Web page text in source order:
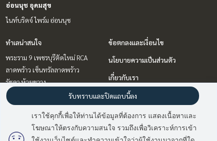
มี2คนกำลังดูประกาศนี้
อ่อนนุช อุดมสุข
ไนท์บริดจ์ ไพร์ม อ่อนนุช
ทำเลน่าสนใจ
พระราม 9 เพชรบุรีตัดใหม่ RCA
ลาดพร้าว เซ็นทรัลลาดพร้าว
รัชดา ห้วยขวาง
วิทยุ ชิดลม หลังสวน
อ่อนนุช อุดมสุข
บางนา แบริ่ง ลาซาล
สุขุมวิท อโศก ทองหล่อ
ข้อตกลงและเงื่อนไข
นโยบายความเป็นส่วนตัว
เกี่ยวกับเรา
วิธีการฝากขาย-เช่า
ติดต่อ
เราใช้คุกกี้เพื่อให้ท่านได้ข้อมูลที่ต้องการ แสดงเนื้อหาและ
โฆษณาให้ตรงกับความสนใจ รวมถึงเพื่อวิเคราะห์การเข้า
รับทราบและปิดแถบนี้ลง